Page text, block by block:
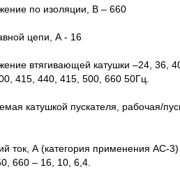
по изоляции, В – 660
цепи, А - 16
втягивающей катушки –24, 36,
415, 440, 415, 500, 660 50Гц.
катушкой пускателя, рабочая/
ток, А (категория применения АС-
660 – 16, 10, 6,4.